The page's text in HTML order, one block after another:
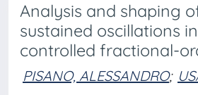
Analysis and shaping
sustained oscillations
controlled fractional-
PISANO, ALESSANDRO;